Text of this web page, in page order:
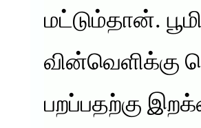
மட்டும்தான்.
வின்வெளிக்கு
பறப்பதற்கு